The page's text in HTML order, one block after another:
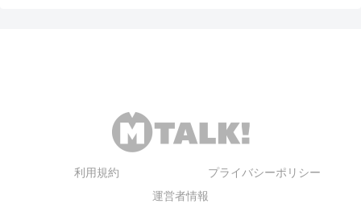
利用規約
プライバシーポリシー
運営者情報